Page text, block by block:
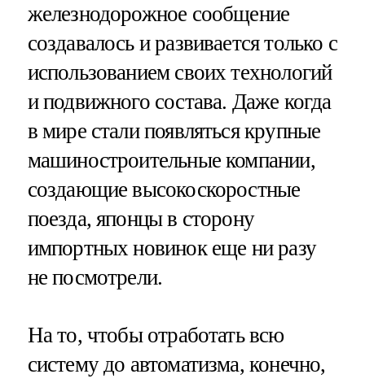
железнодорожное сообщение
создавалось и развивается только с
использованием своих технологий
и подвижного состава. Даже когда
в мире стали появляться крупные
машиностроительные компании,
создающие высокоскоростные
поезда, японцы в сторону
импортных новинок еще ни разу
не посмотрели.
На то, чтобы отработать всю
систему до автоматизма, конечно,